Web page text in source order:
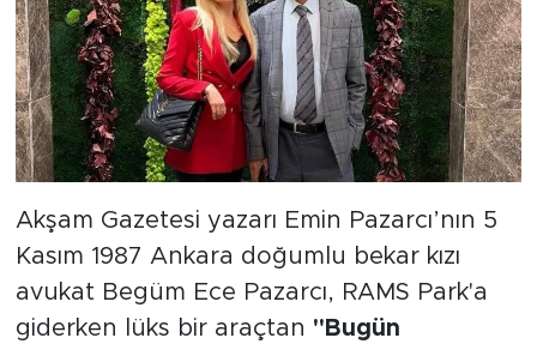
Akşam Gazetesi yazarı Emin Pazarcı’nın 5
Kasım 1987 Ankara doğumlu bekar kızı
avukat Begüm Ece Pazarcı, RAMS Park'a
giderken lüks bir araçtan "Bugün